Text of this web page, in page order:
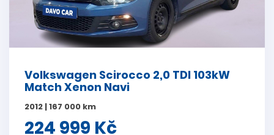
Volkswagen Scirocco 2,0 TDI 103kW
Match Xenon Navi
2012 | 167 000 km
224 999 Kč